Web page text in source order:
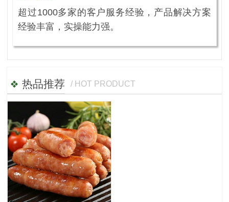
超过1000多家的客户服务经验，产品解决方案
经验丰富，实操能力强。
热品推荐 / HOT PRODUCT